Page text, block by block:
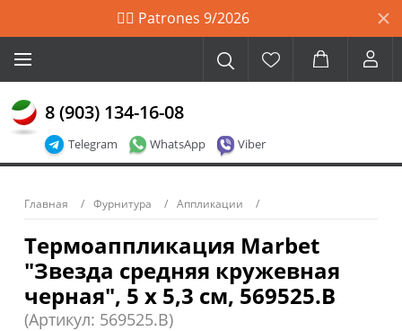
🙋‍♀️ Patrones 9/2026
Telegram WhatsApp Viber
8 (903) 134-16-08
Главная Фурнитура Аппликации
Термоаппликация Marbet
"Звезда средняя кружевная
черная", 5 x 5,3 см, 569525.B
(Артикул: 569525.B)